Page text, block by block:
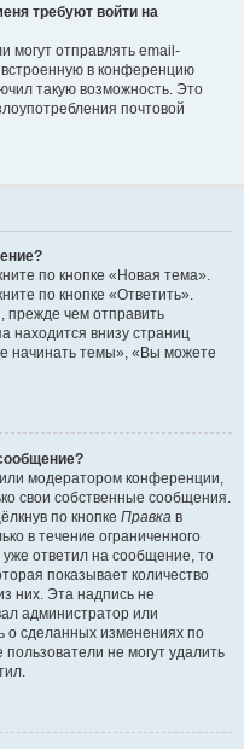
требуют войти на
могут отправлять email-
в конференцию
такую возможность. Это
почтовой
по кнопке «Новая тема».
по кнопке «Ответить».
прежде чем отправить
находится внизу страниц
начинать темы», «Вы можете
модератором конференции,
свои собственные сообщения.
по кнопке Правка в
в течение ограниченного
ответил на сообщение, то
показывает количество
них. Эта надпись не
администратор или
о сделанных изменениях по
не могут удалить